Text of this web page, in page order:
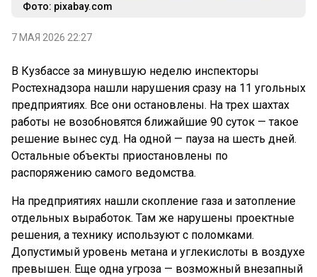
Фото: pixabay.com
7 МАЯ 2026 22:27
В Кузбассе за минувшую неделю инспекторы
Ростехнадзора нашли нарушения сразу на 11 угольных
предприятиях. Все они остановлены. На трех шахтах
работы не возобновятся ближайшие 90 суток — такое
решение вынес суд. На одной — пауза на шесть дней.
Остальные объекты приостановлены по
распоряжению самого ведомства.
На предприятиях нашли скопление газа и затопление
отдельных выработок. Там же нарушены проектные
решения, а технику используют с поломками.
Допустимый уровень метана и углекислоты в воздухе
превышен. Еще одна угроза — возможный внезапный